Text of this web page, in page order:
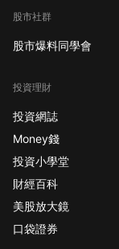
股市社群
股市爆料同學會
投資理財
投資網誌
Money錢
投資小學堂
財經百科
美股放大鏡
口袋證券